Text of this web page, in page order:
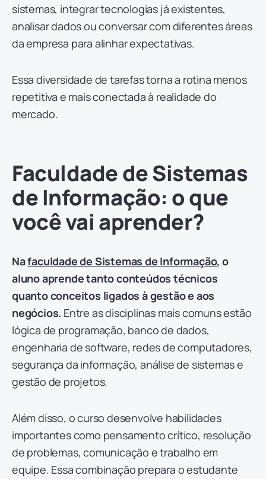
sistemas, integrar tecnologias já existentes,
analisar dados ou conversar com diferentes áreas
da empresa para alinhar expectativas.
Essa diversidade de tarefas torna a rotina menos
repetitiva e mais conectada à realidade do
mercado.
Faculdade de Sistemas
de Informação: o que
você vai aprender?
Nafaculdade de Sistemas de Informação, o
aluno aprende tanto conteúdos técnicos
quanto conceitos ligados à gestão e aos
negócios. Entre as disciplinas mais comuns estão
lógica de programação, banco de dados,
engenharia de software, redes de computadores,
segurança da informação, análise de sistemas e
gestão de projetos.
Além disso, o curso desenvolve habilidades
importantes como pensamento crítico, resolução
de problemas, comunicação e trabalho em
equipe. Essa combinação prepara o estudante